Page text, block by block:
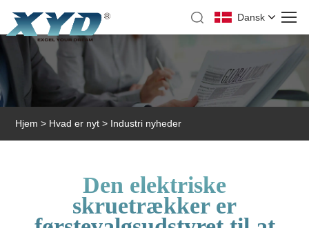
Dansk
Hjem > Hvad er nyt > Industri nyheder
Den elektriske
skruetrækker er